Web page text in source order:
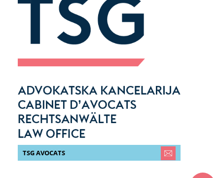
TSG AVOCATS